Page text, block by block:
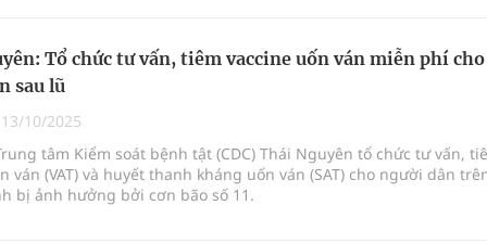
Tổ chức tư vấn, tiêm vaccine uốn ván miễn phí cho
sau lũ
13/10/2025
tâm Kiểm soát bệnh tật (CDC) Thái Nguyên tổ chức tư vấn,
ván (VAT) và huyết thanh kháng uốn ván (SAT) cho người dân
bị ảnh hưởng bởi cơn bão số 11.